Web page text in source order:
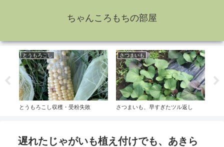
ちゃんころもちの部屋
とうもろこし
とうもろこし収穫・受粉失敗
さつまいも
さつまいも、早すぎたツル返し
遅れたじゃがいも植え付けでも、あきら